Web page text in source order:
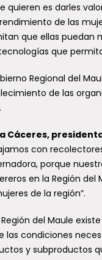
quieren es darles
de las
que ellas puedan
que
Regional del
de las
Cáceres,
con
porque
en la Región
de la región”.
Región del Maule
las condiciones
y subproductos